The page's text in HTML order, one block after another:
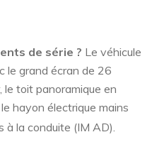
de série ? Le véhicule
le grand écran de 26
le toit panoramique en
hayon électrique mains
à la conduite (IM AD).